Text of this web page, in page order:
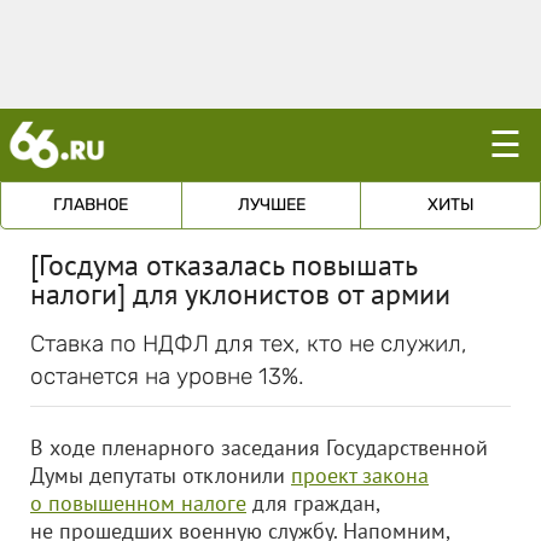
☰
ГЛАВНОЕ ЛУЧШЕЕ ХИТЫ
[Госдума отказалась повышать
налоги] для уклонистов от армии
Ставка по НДФЛ для тех, кто не служил,
останется на уровне 13%.
В ходе пленарного заседания Государственной
Думы депутаты отклонили проект закона
о повышенном налоге для граждан,
не прошедших военную службу. Напомним,